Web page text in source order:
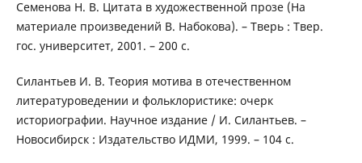
Семенова Н. В. Цитата в художественной прозе (На
материале произведений В. Набокова). – Тверь : Твер.
гос. университет, 2001. – 200 с.
Силантьев И. В. Теория мотива в отечественном
литературоведении и фольклористике: очерк
историографии. Научное издание / И. Силантьев. –
Новосибирск : Издательство ИДМИ, 1999. – 104 с.